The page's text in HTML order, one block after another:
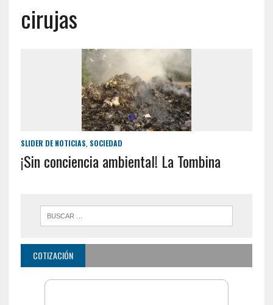
cirujas
SLIDER DE NOTICIAS SOCIEDAD
¡Sin conciencia ambiental! La Tombina
COTIZACIÓN